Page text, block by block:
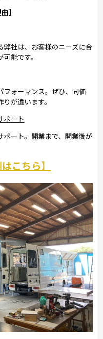
】
弊社は、お客様のニーズに合
能です。
フォーマンス。ぜひ、同価
が違います。
ポート
ポート。開業まで、開業後が
こちら】